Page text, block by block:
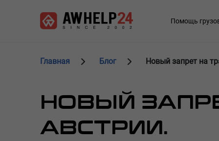
Main
Помощь
Главная Блог Новый запрет на
НОВЫЙ
АВСТРИИ.